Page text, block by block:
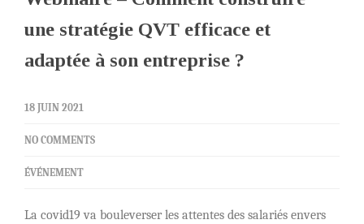
une stratégie QVT efficace et
adaptée à son entreprise ?
18 JUIN 2021
NO COMMENTS
ÉVÉNEMENT
La covid19 va bouleverser les attentes des salariés envers